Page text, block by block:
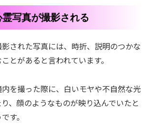
霊写真が撮影される
された写真には、時折、説明のつかな
とがあると言われています。
を撮った際に、白いモヤや不自然な光
、顔のようなものが映り込んでいたと
す。